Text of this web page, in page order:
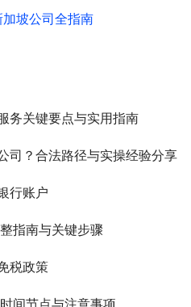
坡公司全指南
务关键要点与实用指南
司？合法路径与实操经验分享
行账户
指南与关键步骤
税政策